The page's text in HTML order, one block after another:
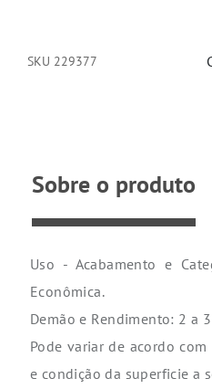
SKU 229377
Sobre o produto
Uso - Acabamento e
Econômica.
Demão e Rendimento: 2 a
Pode variar de acordo
e condição da superficie a